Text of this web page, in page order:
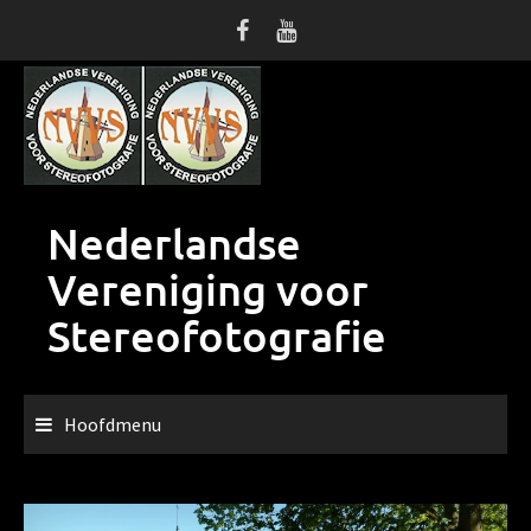
inhoud
Nederlandse
Vereniging voor
Stereofotografie
Hoofdmenu